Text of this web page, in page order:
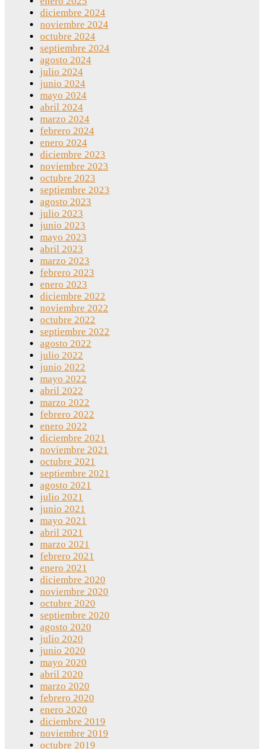
diciembre 2024
noviembre 2024
octubre 2024
septiembre 2024
agosto 2024
julio 2024
junio 2024
mayo 2024
abril 2024
marzo 2024
febrero 2024
enero 2024
diciembre 2023
noviembre 2023
octubre 2023
septiembre 2023
agosto 2023
julio 2023
junio 2023
mayo 2023
abril 2023
marzo 2023
febrero 2023
enero 2023
diciembre 2022
noviembre 2022
octubre 2022
septiembre 2022
agosto 2022
julio 2022
junio 2022
mayo 2022
abril 2022
marzo 2022
febrero 2022
enero 2022
diciembre 2021
noviembre 2021
octubre 2021
septiembre 2021
agosto 2021
julio 2021
junio 2021
mayo 2021
abril 2021
marzo 2021
febrero 2021
enero 2021
diciembre 2020
noviembre 2020
octubre 2020
septiembre 2020
agosto 2020
julio 2020
junio 2020
mayo 2020
abril 2020
marzo 2020
febrero 2020
enero 2020
diciembre 2019
noviembre 2019
octubre 2019